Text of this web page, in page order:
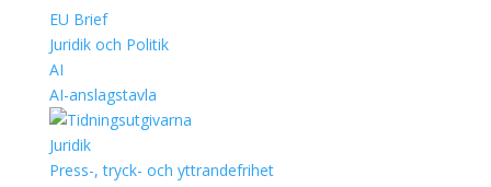
EU Brief
Juridik och Politik
AI
AI-anslagstavla
Juridik
Press-, tryck- och yttrandefrihet